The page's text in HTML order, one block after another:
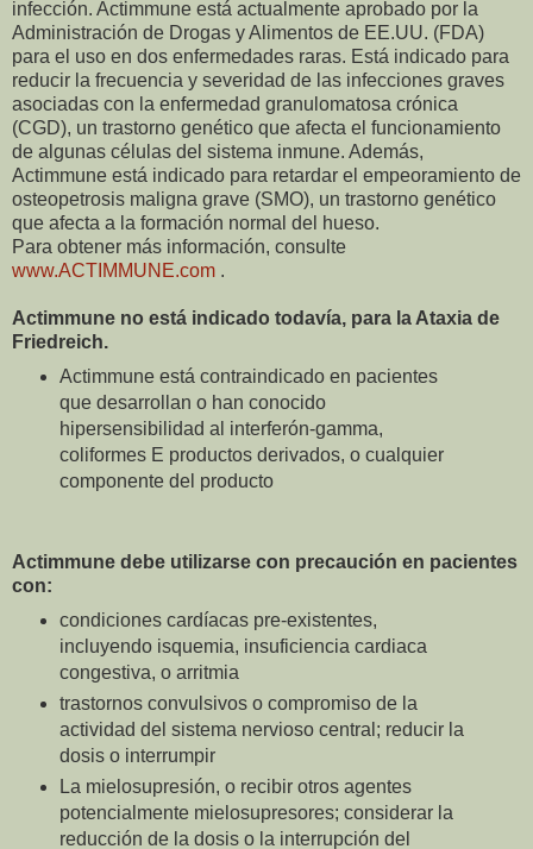
infección. Actimmune está actualmente aprobado por la
Administración de Drogas y Alimentos de EE.UU. (FDA)
para el uso en dos enfermedades raras. Está indicado para
reducir la frecuencia y severidad de las infecciones graves
asociadas con la enfermedad granulomatosa crónica
(CGD), un trastorno genético que afecta el funcionamiento
de algunas células del sistema inmune. Además,
Actimmune está indicado para retardar el empeoramiento de
osteopetrosis maligna grave (SMO), un trastorno genético
que afecta a la formación normal del hueso.
Para obtener más información, consulte
www.ACTIMMUNE.com .
Actimmune no está indicado todavía, para la Ataxia de
Friedreich.
Actimmune está contraindicado en pacientes
que desarrollan o han conocido
hipersensibilidad al interferón-gamma,
coliformes E productos derivados, o cualquier
componente del producto
Actimmune debe utilizarse con precaución en pacientes
con:
condiciones cardíacas pre-existentes,
incluyendo isquemia, insuficiencia cardiaca
congestiva, o arritmia
trastornos convulsivos o compromiso de la
actividad del sistema nervioso central; reducir la
dosis o interrumpir
La mielosupresión, o recibir otros agentes
potencialmente mielosupresores; considerar la
reducción de la dosis o la interrupción del